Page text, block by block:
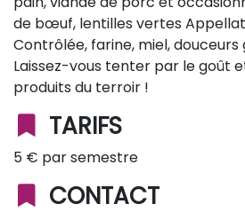
de bœuf, lentilles vertes
Contrôlée, farine, miel, douceurs
Laissez-vous tenter par le goût
produits du terroir !
TARIFS
5 € par semestre
CONTACT